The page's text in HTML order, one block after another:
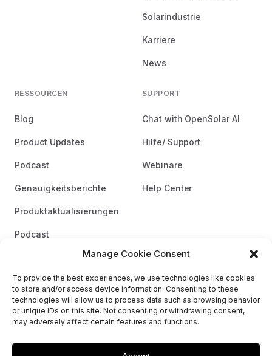
Manage Cookie Consent
To provide the best experiences, we use technologies like cookies
to store and/or access device information. Consenting to these
technologies will allow us to process data such as browsing behavior
or unique IDs on this site. Not consenting or withdrawing consent,
may adversely affect certain features and functions.
Solarindustrie
Karriere
News
RESSOURCEN
Blog
Product Updates
Podcast
Genauigkeitsberichte
Produktaktualisierungen
Podcast
Markenrichtlinien
SUPPORT
Chat with OpenSolar AI
Hilfe/ Support
Webinare
Help Center